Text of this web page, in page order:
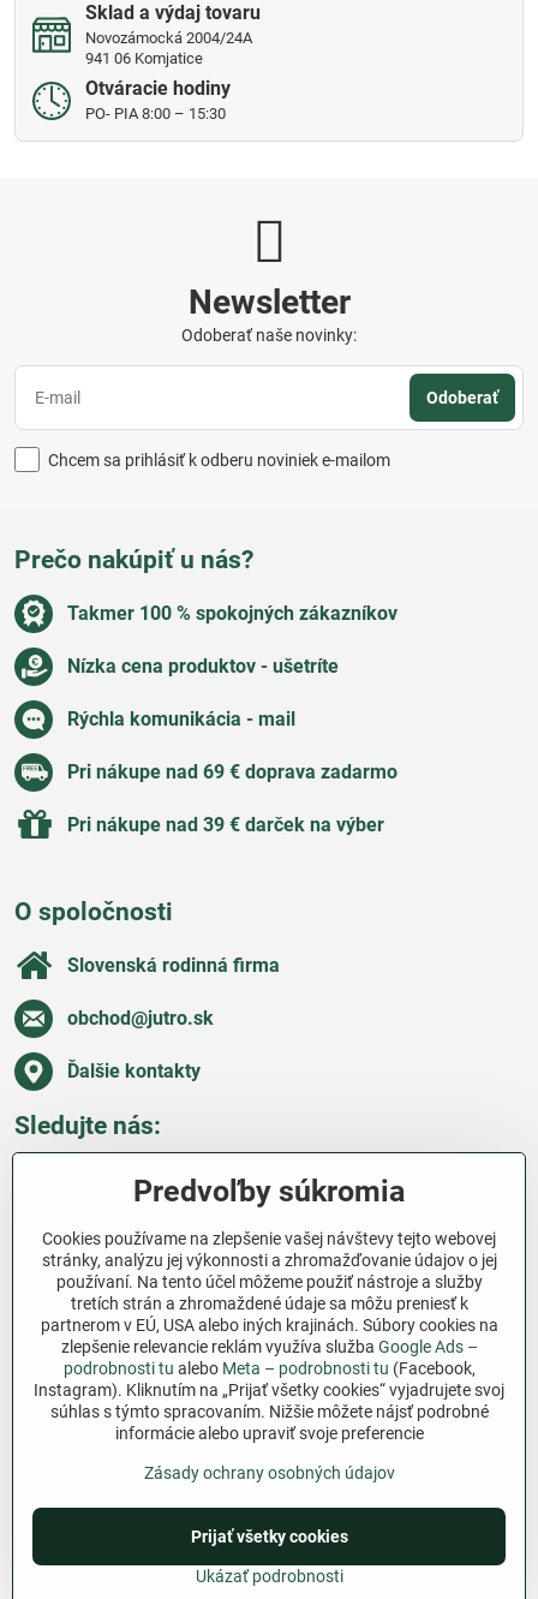
Sklad a výdaj tovaru
Novozámocká 2004/24A
941 06 Komjatice
Otváracie hodiny
PO- PIA 8:00 – 15:30
Newsletter
Odoberať naše novinky:
Odoberať
Chcem sa prihlásiť k odberu noviniek e-mailom
Prečo nakúpiť u nás?
Takmer 100 % spokojných zákazníkov
Nízka cena produktov - ušetríte
Rýchla komunikácia - mail
Pri nákupe nad 69 € doprava zadarmo
Pri nákupe nad 39 € darček na výber
O spoločnosti
Slovenská rodinná firma
obchod​@jutro​.sk
Ďalšie kontakty
Sledujte nás:
Všetko o nákupe
Ďakujeme za podporu
Sme slovenský e-shop bez dotácií​. Fungujeme len
vďaka vám – ľuďom, ktorí veria v poctivú prácu a
lásku k pôde​. Každý nákup na Jutro​.sk nám pomáha
pokračovať v tom, čo má zmysel – pomáhať
záhradkárom zadarmo a srdcom​.
©2026Copyright
Predvoľby súkromiaZásady ochrany osobných údajov
Podmienky používania
Vytvorené pomocou:BiznisWeb.sk
Predvoľby súkromia
Cookies používame na zlepšenie vašej návštevy tejto webovej
stránky, analýzu jej výkonnosti a zhromažďovanie údajov o jej
používaní. Na tento účel môžeme použiť nástroje a služby
tretích strán a zhromaždené údaje sa môžu preniesť k
partnerom v EÚ, USA alebo iných krajinách. Súbory cookies na
zlepšenie relevancie reklám využíva služba Google Ads –
podrobnosti tu alebo Meta – podrobnosti tu (Facebook,
Instagram). Kliknutím na „Prijať všetky cookies“ vyjadrujete svoj
súhlas s týmto spracovaním. Nižšie môžete nájsť podrobné
informácie alebo upraviť svoje preferencie
Zásady ochrany osobných údajov
Ukázať podrobnosti
Prijať všetky cookies